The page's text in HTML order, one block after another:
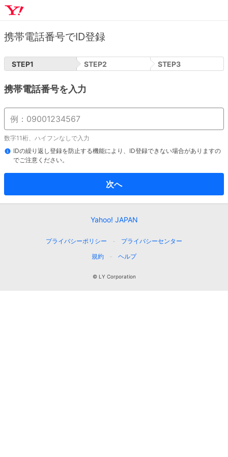
携帯電話番号でID登録
STEP1 STEP2 STEP3
携帯電話番号を入力
数字11桁、ハイフンなしで入力
IDの繰り返し登録を防止する機能により、ID登録できない場合がありますの
でご注意ください。
次へ
Yahoo! JAPAN
プライバシーポリシー
プライバシーセンター
規約
ヘルプ
© LY Corporation